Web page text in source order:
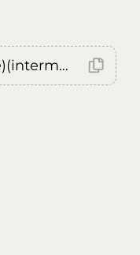
Error: (intermediate value)(intermediate value)(intermediate value).replaceAll is not a function